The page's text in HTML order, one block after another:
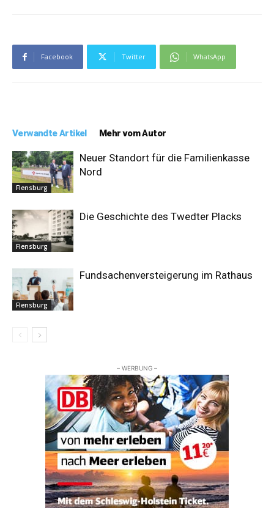
Facebook Twitter WhatsApp
Verwandte Artikel Mehr vom Autor
Flensburg
Neuer Standort für die Familienkasse
Nord
Flensburg
Die Geschichte des Twedter Placks
Flensburg
Fundsachenversteigerung im Rathaus
– WERBUNG –